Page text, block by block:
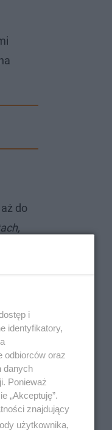
do
i
identyfikatory,
odbiorców oraz
danych
Ponieważ
„Akceptuję”.
znajdujący
użytkownika,